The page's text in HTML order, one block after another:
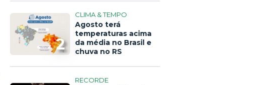
2
CLIMA & TEMPO
Agosto terá
temperaturas acima
da média no Brasil e
chuva no RS
RECORDE